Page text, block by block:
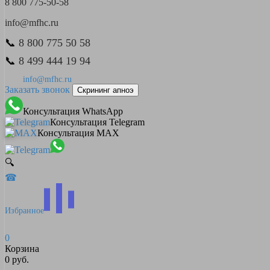
8 800 775-50-58
info@mfhc.ru
📞 8 800 775 50 58
📞 8 499 444 19 94
info@mfhc.ru
Заказать звонок Скрининг апноэ
Консультация WhatsApp
Консультация Telegram
Консультация MAX
🔍
☎
Избранное
0
Корзина
0 руб.